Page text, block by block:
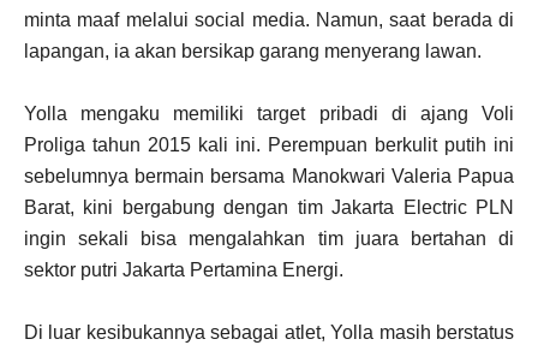
minta maaf melalui social media. Namun, saat berada di
lapangan, ia akan bersikap garang menyerang lawan.
Yolla mengaku memiliki target pribadi di ajang Voli
Proliga tahun 2015 kali ini. Perempuan berkulit putih ini
sebelumnya bermain bersama Manokwari Valeria Papua
Barat, kini bergabung dengan tim Jakarta Electric PLN
ingin sekali bisa mengalahkan tim juara bertahan di
sektor putri Jakarta Pertamina Energi.
Di luar kesibukannya sebagai atlet, Yolla masih berstatus